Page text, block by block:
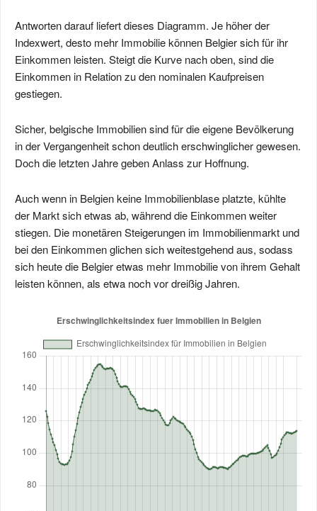
Antworten darauf liefert dieses Diagramm. Je höher der
Indexwert, desto mehr Immobilie können Belgier sich für ihr
Einkommen leisten. Steigt die Kurve nach oben, sind die
Einkommen in Relation zu den nominalen Kaufpreisen
gestiegen.
Sicher, belgische Immobilien sind für die eigene Bevölkerung
in der Vergangenheit schon deutlich erschwinglicher gewesen.
Doch die letzten Jahre geben Anlass zur Hoffnung.
Auch wenn in Belgien keine Immobilienblase platzte, kühlte
der Markt sich etwas ab, während die Einkommen weiter
stiegen. Die monetären Steigerungen im Immobilienmarkt und
bei den Einkommen glichen sich weitestgehend aus, sodass
sich heute die Belgier etwas mehr Immobilie von ihrem Gehalt
leisten können, als etwa noch vor dreißig Jahren.